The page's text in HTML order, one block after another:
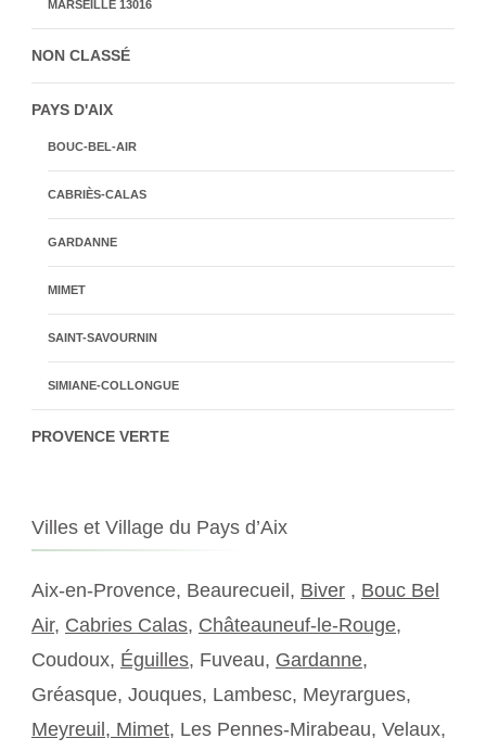
MARSEILLE 13016
NON CLASSÉ
PAYS D'AIX
BOUC-BEL-AIR
CABRIÈS-CALAS
GARDANNE
MIMET
SAINT-SAVOURNIN
SIMIANE-COLLONGUE
PROVENCE VERTE
Villes et Village du Pays d’Aix
Aix-en-Provence, Beaurecueil, Biver , Bouc Bel
Air, Cabries Calas, Châteauneuf-le-Rouge,
Coudoux, Éguilles, Fuveau, Gardanne,
Gréasque, Jouques, Lambesc, Meyrargues,
Meyreuil, Mimet, Les Pennes-Mirabeau, Velaux,